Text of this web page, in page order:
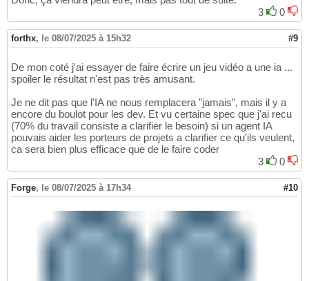
3
0
forthx, le 08/07/2025 à 15h32 #9
De mon coté j'ai essayer de faire écrire un jeu vidéo a une ia ...
spoiler le résultat n'est pas très amusant.
Je ne dit pas que l'IA ne nous remplacera "jamais", mais il y a
encore du boulot pour les dev. Et vu certaine spec que j'ai recu
(70% du travail consiste a clarifier le besoin) si un agent IA
pouvais aider les porteurs de projets a clarifier ce qu'ils veulent,
ca sera bien plus efficace que de le faire coder
3
0
Forge, le 08/07/2025 à 17h34 #10